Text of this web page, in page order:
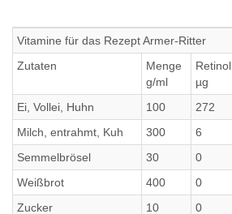
Vitamine für das Rezept Armer-Ritter
Zutaten
Menge
g/ml
Retinol
µg
Ei, Vollei, Huhn
100 272
Milch, entrahmt, Kuh
300 6
Semmelbrösel
30 0
Weißbrot
400 0
Zucker
10 0